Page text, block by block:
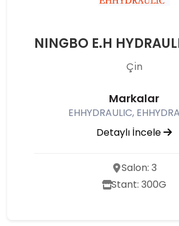
Çı̇n
Markalar
EHHYDRAULIC,
Detaylı İncele
Salon: 3
Stant: 300G